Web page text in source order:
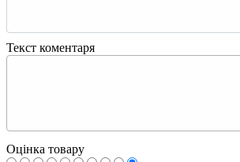
Текст коментаря
Оцінка товару